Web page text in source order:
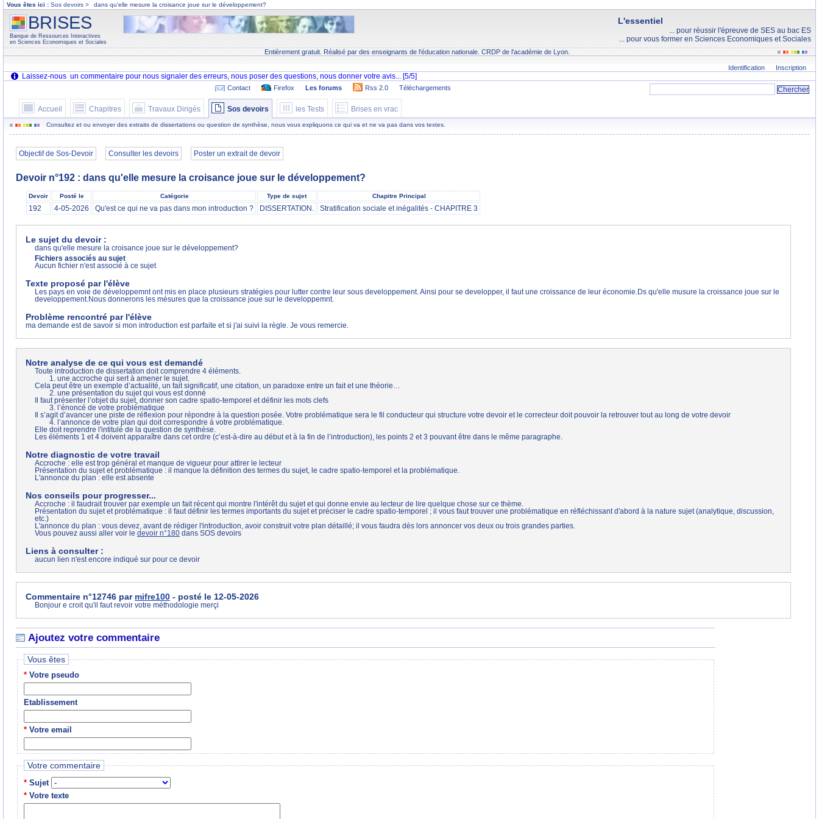
Vous êtes ici : Sos devoirs > dans qu'elle mesure la croisance joue sur le développement?
L'essentiel
... pour réussir l'épreuve de SES au bac ES
... pour vous former en Sciences Economiques et Sociales
BRISES
Banque de Ressources Interactives
en Sciences Economiques et Sociales
Entièrement gratuit. Réalisé par des enseignants de l'éducation nationale. CRDP de l'académie de Lyon.
Identification Inscription
Contact Firefox Les forums Rss 2.0 Téléchargements
Accueil Chapitres Travaux Dirigés Sos devoirs les Tests Brises en vrac
Consultez et ou envoyer des extraits de dissertations ou question de synthèse, nous vous expliquons ce qui va et ne va pas dans vos textes.
Objectif de Sos-Devoir Consulter les devoirs Poster un extrait de devoir
Devoir n°192 : dans qu'elle mesure la croisance joue sur le développement?
Devoir Posté le Catégorie Type de sujet Chapitre Principal
192 4-05-2026 Qu'est ce qui ne va pas dans mon introduction ? DISSERTATION. Stratification sociale et inégalités - CHAPITRE 3
Le sujet du devoir :
dans qu'elle mesure la croisance joue sur le développement?
Fichiers associés au sujet
Aucun fichier n'est associé à ce sujet
Texte proposé par l'élève
Les pays en voie de développemnt ont mis en place plusieurs stratégies pour lutter contre leur sous developpement. Ainsi pour se developper, il faut une croissance de leur économie.Ds qu'elle musure la croissance joue sur le
developpement.Nous donnerons les mésures que la croissance joue sur le developpemnt.
Problème rencontré par l'élève
ma demande est de savoir si mon introduction est parfaite et si j'ai suivi la règle. Je vous remercie.
Notre analyse de ce qui vous est demandé
Toute introduction de dissertation doit comprendre 4 éléments.
1. une accroche qui sert à amener le sujet.
Cela peut être un exemple d’actualité, un fait significatif, une citation, un paradoxe entre un fait et une théorie…
2. une présentation du sujet qui vous est donné
Il faut présenter l’objet du sujet, donner son cadre spatio-temporel et définir les mots clefs
3. l’énoncé de votre problématique
Il s’agit d’avancer une piste de réflexion pour répondre à la question posée. Votre problématique sera le fil conducteur qui structure votre devoir et le correcteur doit pouvoir la retrouver tout au long de votre devoir
4. l’annonce de votre plan qui doit correspondre à votre problématique.
Elle doit reprendre l'intitulé de la question de synthèse.
Les éléments 1 et 4 doivent apparaître dans cet ordre (c’est-à-dire au début et à la fin de l’introduction), les points 2 et 3 pouvant être dans le même paragraphe.
Notre diagnostic de votre travail
Accroche : elle est trop général et manque de vigueur pour attirer le lecteur
Présentation du sujet et problématique : il manque la définition des termes du sujet, le cadre spatio-temporel et la problématique.
L'annonce du plan : elle est absente
Nos conseils pour progresser...
Accroche : il faudrait trouver par exemple un fait récent qui montre l'intérêt du sujet et qui donne envie au lecteur de lire quelque chose sur ce thème.
Présentation du sujet et problématique : il faut définir les termes importants du sujet et préciser le cadre spatio-temporel ; il vous faut trouver une problématique en réfléchissant d'abord à la nature sujet (analytique, discussion,
etc.)
L'annonce du plan : vous devez, avant de rédiger l'introduction, avoir construit votre plan détaillé; il vous faudra dès lors annoncer vos deux ou trois grandes parties.
Vous pouvez aussi aller voir le devoir n°180 dans SOS devoirs
Liens à consulter :
aucun lien n'est encore indiqué sur pour ce devoir
Commentaire n°12746 par mifre100 - posté le 12-05-2026
Bonjour e croit qu'il faut revoir votre méthodologie merçi
Ajoutez votre commentaire
Vous êtes
* Votre pseudo
Etablissement
* Votre email
Votre commentaire
* Sujet
* Votre texte